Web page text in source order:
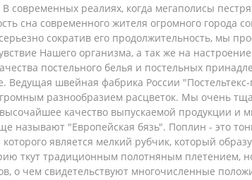
современных реалиях, когда мегаполисы
сна современного жителя огромного города
сократив его продолжительность, мы
Нашего организма, а так же на
постельного белья и постельных
Ведущая швейная фабрика России
разнообразием расцветок. Мы очень
качество выпускаемой продукции
называют "Европейская бязь". Поплин - это
является мелкий рубчик, который
ткут традиционным полотняным плетением,
о чем свидетельствуют многочисленные